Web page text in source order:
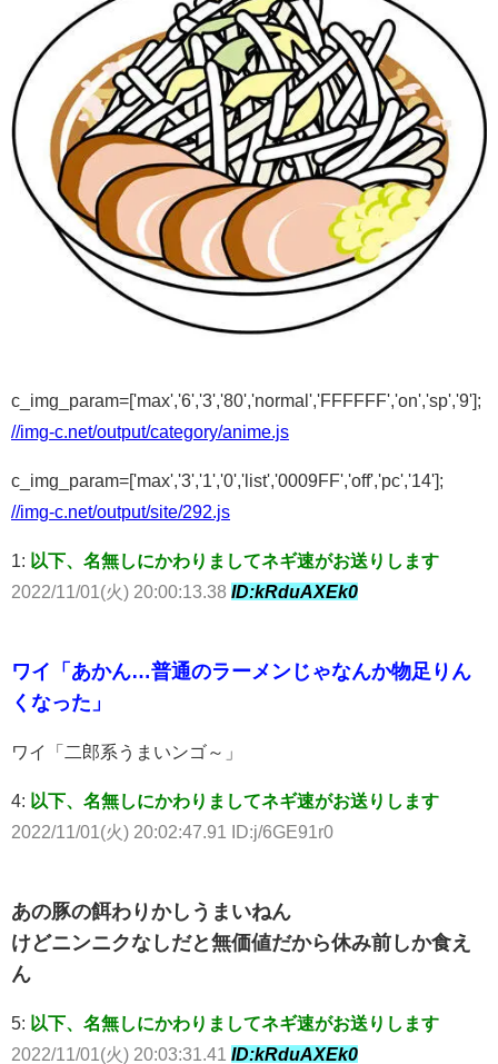
c_img_param=['max','6','3','80','normal','FFFFFF','on','sp','9'];
//img-c.net/output/category/anime.js
c_img_param=['max','3','1','0','list','0009FF','off','pc','14'];
//img-c.net/output/site/292.js
1: 以下、名無しにかわりましてネギ速がお送りします
2022/11/01(火) 20:00:13.38 ID:kRduAXEk0
ワイ「あかん…普通のラーメンじゃなんか物足りん
くなった」
ワイ「二郎系うまいンゴ～」
4: 以下、名無しにかわりましてネギ速がお送りします
2022/11/01(火) 20:02:47.91 ID:j/6GE91r0
あの豚の餌わりかしうまいねん
けどニンニクなしだと無価値だから休み前しか食え
ん
5: 以下、名無しにかわりましてネギ速がお送りします
2022/11/01(火) 20:03:31.41 ID:kRduAXEk0